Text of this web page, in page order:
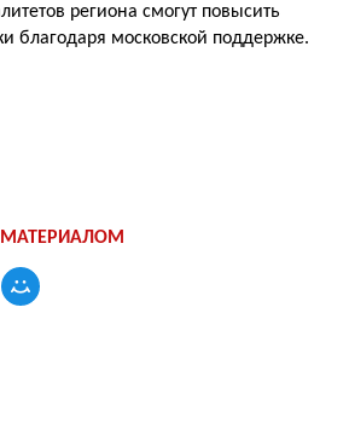
региона смогут повысить
благодаря московской поддержке.